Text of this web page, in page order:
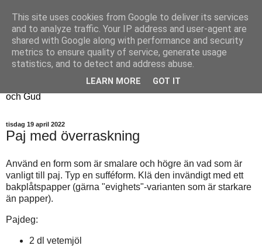
Fyren
Fyren finns för att sprida ljus i mörkret
För att påminna om guldkanterna i tillvaron
Här samsas jakt, hantverk, odling, och andra tankar om livet
och Gud
tisdag 19 april 2022
Paj med överraskning
Använd en form som är smalare och högre än vad som är
vanligt till paj. Typ en sufféform. Klä den invändigt med ett
bakplåtspapper (gärna "evighets"-varianten som är starkare
än papper).
Pajdeg:
2 dl vetemjöl
This site uses cookies from Google to deliver its services
and to analyze traffic. Your IP address and user-agent are
shared with Google along with performance and security
metrics to ensure quality of service, generate usage
statistics, and to detect and address abuse.
LEARN MORE GOT IT